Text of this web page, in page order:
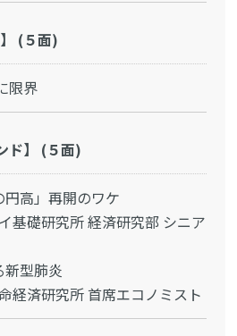
(５面)
限界
ド】 (５面)
高」再開のワケ
基礎研究所 経済研究部 シニア
型肺炎
経済研究所 首席エコノミスト